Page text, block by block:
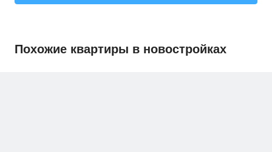
Похожие квартиры в новостройках